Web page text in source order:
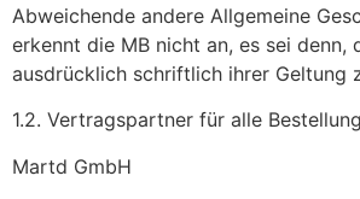
Abweichende andere Allgemeine
erkennt die MB nicht an, es sei denn,
ausdrücklich schriftlich ihrer Geltung
1.2. Vertragspartner für alle
Martd GmbH